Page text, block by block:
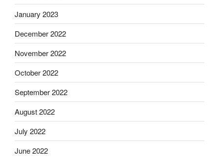
January 2023
December 2022
November 2022
October 2022
September 2022
August 2022
July 2022
June 2022